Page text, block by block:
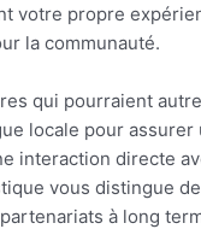
propre
la communauté.
qui pourraient
locale pour
interaction directe
vous distingue
à long